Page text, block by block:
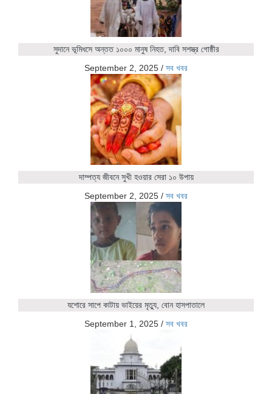
সুদানে ভূমিধসে অন্তত ১০০০ মানুষ নিহত, দাবি সশস্ত্র গোষ্ঠীর
September 2, 2025 / সব খবর
দাম্পত্য জীবনে সুখী হওয়ার সেরা ১০ উপায়
September 2, 2025 / সব খবর
যশোরে সাপে কাটায় ভাইয়ের মৃত্যু, বোন হাসপাতালে
September 1, 2025 / সব খবর